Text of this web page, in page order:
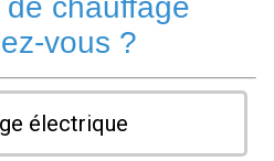
chauffage
vous ?
électrique